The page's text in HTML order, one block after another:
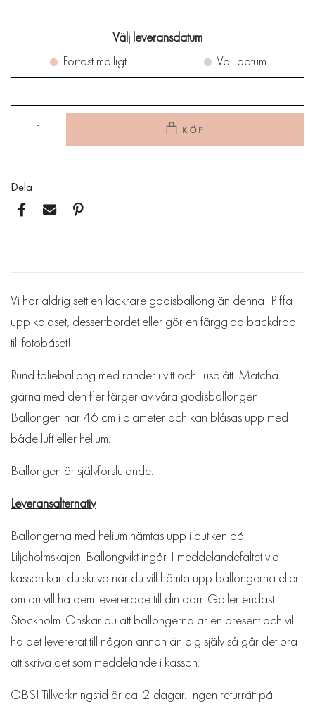
Välj leveransdatum
Fortast möjligt
Välj datum
KÖP
Dela
Vi har aldrig sett en läckrare godisballong än denna! Piffa
upp kalaset, dessertbordet eller gör en färgglad backdrop
till fotobåset!
Rund folieballong med ränder i vitt och ljusblått. Matcha
gärna med den fler färger av våra godisballongen.
Ballongen har 46 cm i diameter och kan blåsas upp med
både luft eller helium.
Ballongen är självförslutande.
Leveransalternativ
Ballongerna med helium hämtas upp i butiken på
Liljeholmskajen. Ballongvikt ingår. I meddelandefältet vid
kassan kan du skriva när du vill hämta upp ballongerna eller
om du vill ha dem levererade till din dörr. Gäller endast
Stockholm. Önskar du att ballongerna är en present och vill
ha det levererat till någon annan än dig själv så går det bra
att skriva det som meddelande i kassan.
OBS! Tillverkningstid är ca. 2 dagar. Ingen returrätt på